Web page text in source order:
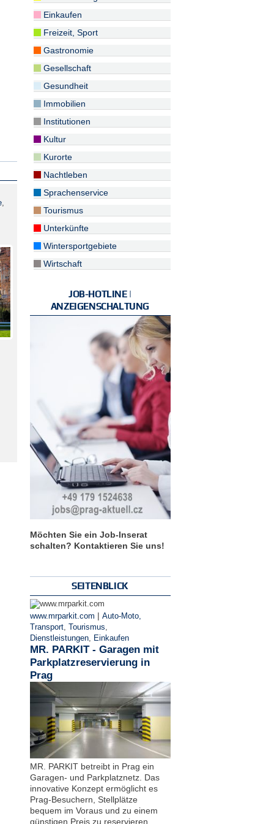
,
Einkaufen
Freizeit, Sport
Gastronomie
Gesellschaft
Gesundheit
Immobilien
Institutionen
Kultur
Kurorte
Nachtleben
Sprachenservice
Tourismus
Unterkünfte
Wintersportgebiete
Wirtschaft
JOB-HOTLINE |
ANZEIGENSCHALTUNG
Möchten Sie ein Job-Inserat
schalten? Kontaktieren Sie uns!
SEITENBLICK
www.mrparkit.com | Auto-Moto,
Transport, Tourismus
Dienstleistungen, Einkaufen
MR. PARKIT - Garagen mit
Parkplatzreservierung in
Prag
MR. PARKIT betreibt in Prag ein
Garagen- und Parkplatznetz. Das
innovative Konzept ermöglicht es
Prag-Besuchern, Stellplätze
bequem im Voraus und zu einem
günstigen Preis zu reservieren.